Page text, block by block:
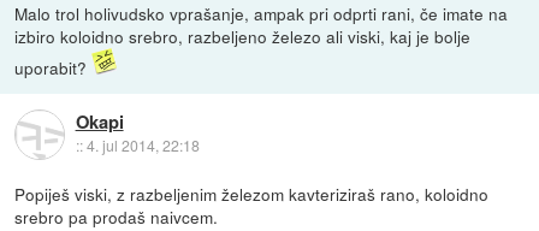
Malo trol holivudsko vprašanje, ampak pri odprti rani, če imate na
izbiro koloidno srebro, razbeljeno železo ali viski, kaj je bolje
uporabit?
Okapi
::4. jul 2014, 22:18
Popiješ viski, z razbeljenim železom kavteriziraš rano, koloidno
srebro pa prodaš naivcem.